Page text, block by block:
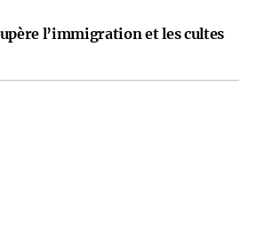
l’immigration et les cultes